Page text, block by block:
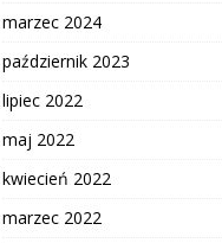
marzec 2024
październik 2023
lipiec 2022
maj 2022
kwiecień 2022
marzec 2022